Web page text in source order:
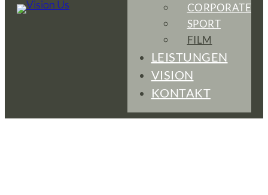
CORPORATE
SPORT
FILM
LEISTUNGEN
VISION
KONTAKT